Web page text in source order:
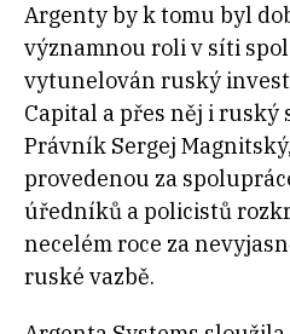
Argenty by k tomu byl
významnou roli v síti
vytunelován ruský
Capital a přes něj i ruský
Právník Sergej
provedenou za
úředníků a policistů
necelém roce za
ruské vazbě.